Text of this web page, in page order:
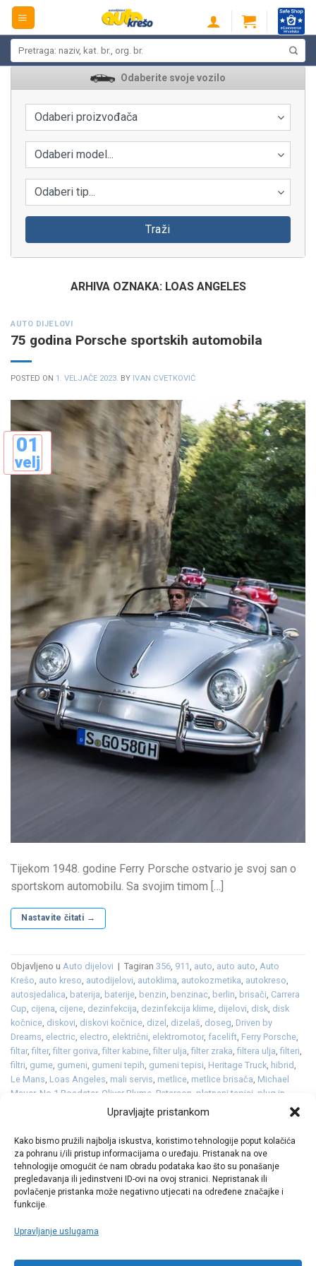
Upravljajte pristankom
Kako bismo pružili najbolja iskustva, koristimo tehnologije poput kolačića
za pohranu i/ili pristup informacijama o uređaju. Pristanak na ove
tehnologije omogućit će nam obradu podataka kao što su ponašanje
pregledavanja ili jedinstveni ID-ovi na ovoj stranici. Nepristanak ili
povlačenje pristanka može negativno utjecati na određene značajke i
funkcije.
Upravljanje uslugama
Skip
content
Odaberite svoje vozilo
Odaberi proizvođača
Odaberi model...
Odaberi tip...
Traži
ARHIVA OZNAKA: LOAS ANGELES
AUTO DIJELOVI
75 godina Porsche sportskih automobila
POSTED ON 1. VELJAČE 2023. BY IVAN CVETKOVIĆ
01
velj
Tijekom 1948. godine Ferry Porsche ostvario je svoj san o
sportskom automobilu. Sa svojim timom […]
Nastavite čitati →
Objavljeno u Auto dijelovi | Tagiran 356, 911, auto, auto auto, Auto
Krešo, auto kreso, autodijelovi, autoklima, autokozmetika, autokreso,
autosjedalica, baterija, baterije, benzin, benzinac, berlin, brisači, Carrera
Cup, cijena, cijene, dezinfekcija, dezinfekcija klime, dijelovi, disk, disk
kočnice, diskovi, diskovi kočnice, dizel , dizelaš, doseg, Driven by
Dreams, electric, electro, električni, elektromotor, facelift, Ferry Porsche,
filtar,filter,filter goriva,filter kabine,filter ulja,filter zraka,filtera ulja,filteri,
filtri, gume, gumeni, gumeni tepih, gumeni tepisi, Heritage Truck, hibrid,
Le Mans, Loas Angeles, mali servis, metlice, metlice brisača, Michael
Mauer, No.1 Roadster, Oliver Blume Peterson platneni tepisi plug in
pumpa vode, punjenje,Rennsport Reunion
stuttgart
Style Porsche ,svijećice svjećice svjetla tekstilni tepisi
tekućina,tepih, tepisi, Vision 357,vjetrobransko ,vjetrobransko staklo
zima,zimska tekućina,zimske Ostavite komentar
Call centar